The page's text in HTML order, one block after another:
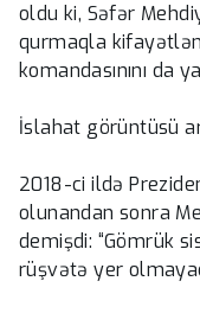
oldu ki, Səfər
qurmaqla
komandasınını da
İslahat görüntüsü
2018-ci ildə
olunandan sonra
demişdi: “Gömrük
rüşvətə yer